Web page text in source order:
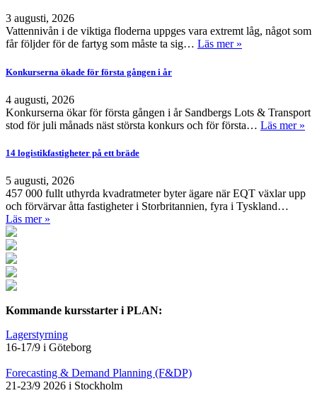
3 augusti, 2026
Vattennivån i de viktiga floderna uppges vara extremt låg, något som
får följder för de fartyg som måste ta sig… Läs mer »
Konkurserna ökade för första gången i år
4 augusti, 2026
Konkurserna ökar för första gången i år Sandbergs Lots & Transport
stod för juli månads näst största konkurs och för första… Läs mer »
14 logistikfastigheter på ett bräde
5 augusti, 2026
457 000 fullt uthyrda kvadratmeter byter ägare när EQT växlar upp
och förvärvar åtta fastigheter i Storbritannien, fyra i Tyskland…
Läs mer »
Kommande kursstarter i PLAN:
Lagerstyrning
16-17/9 i Göteborg
Forecasting & Demand Planning (F&DP)
21-23/9 2026 i Stockholm